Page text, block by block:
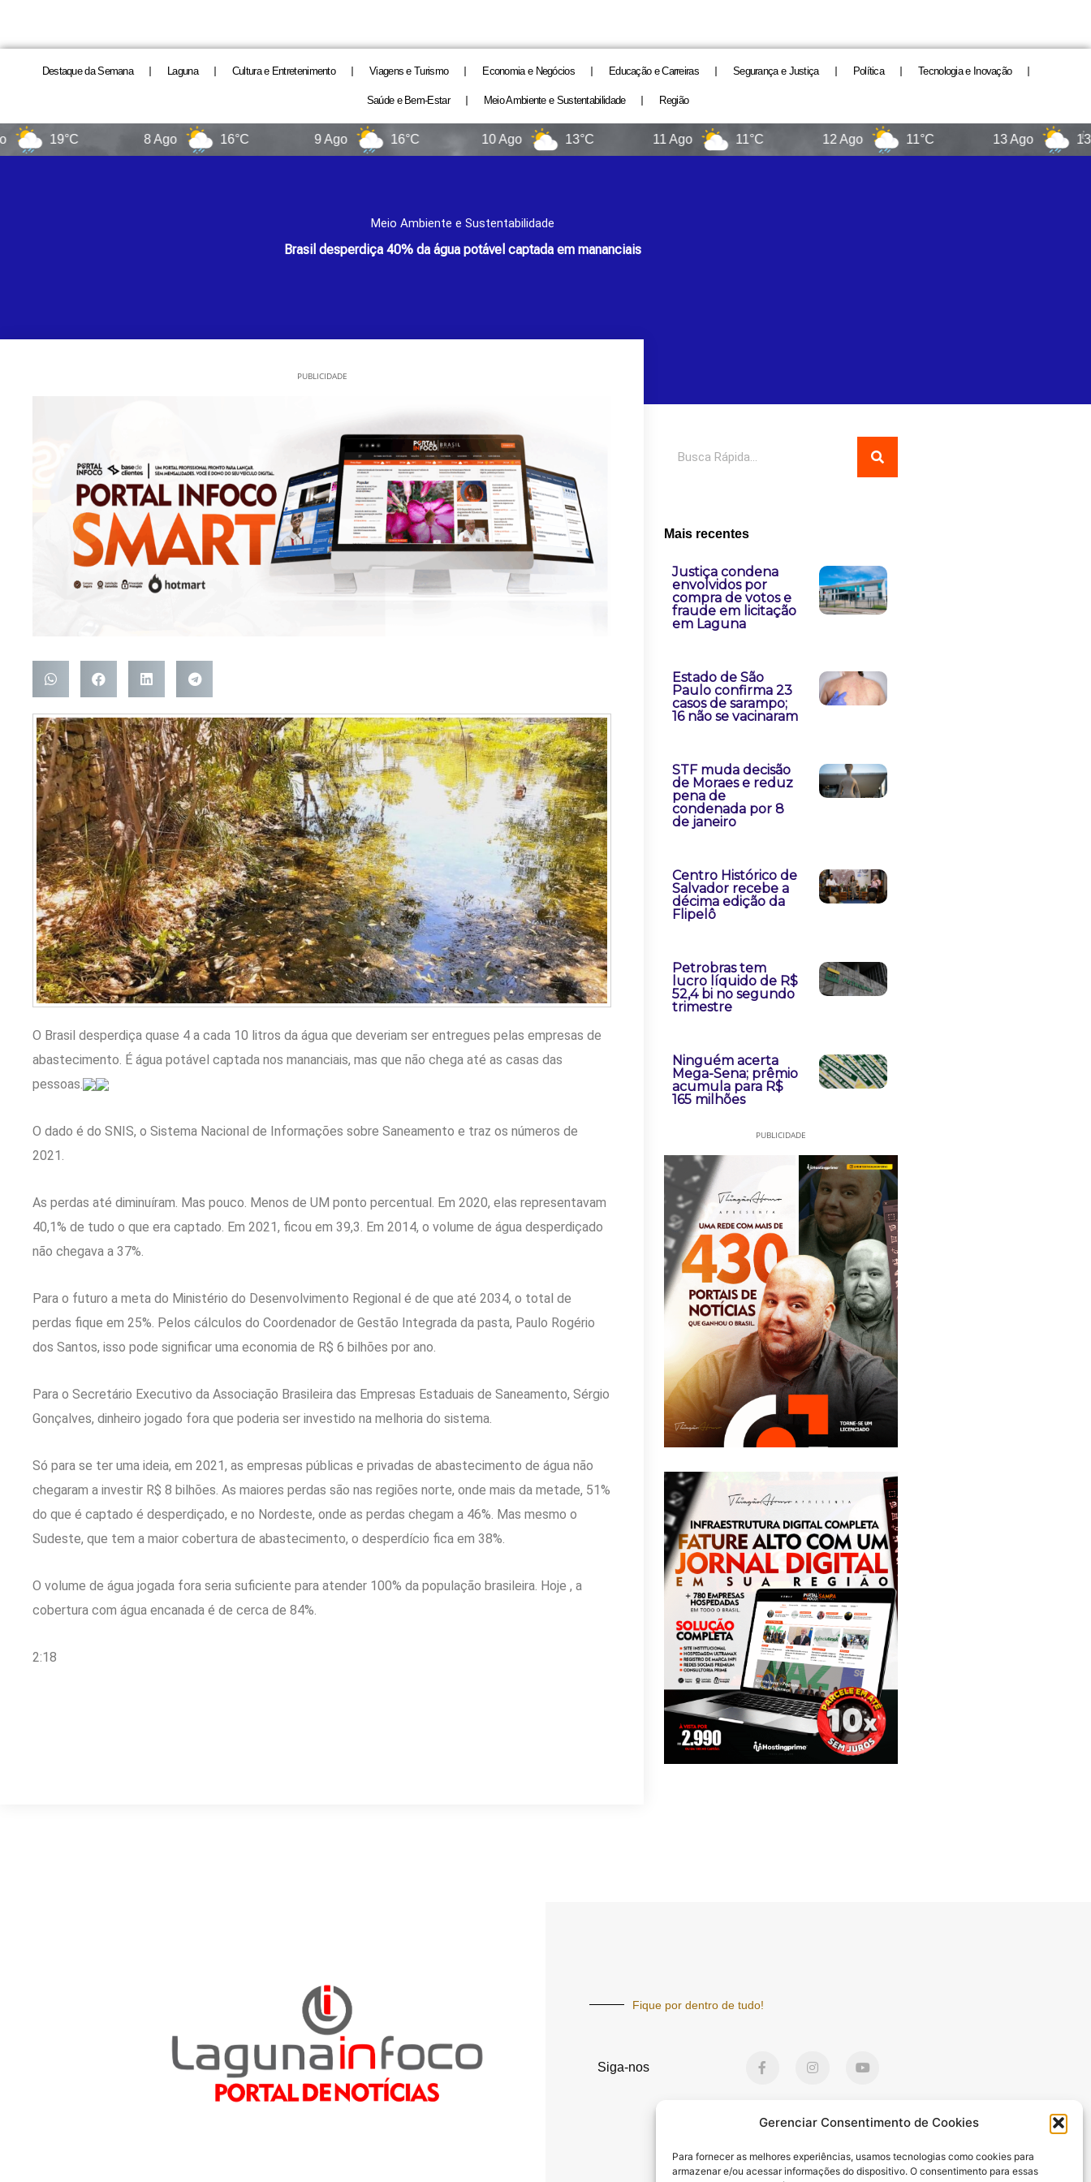
Gerenciar Consentimento de Cookies
Para fornecer as melhores experiências, usamos tecnologias como cookies para
armazenar e/ou acessar informações do dispositivo. O consentimento para essas
Destaque da Semana Laguna Cultura e Entretenimento Viagens e Turismo Economia e Negócios Educação e Carreiras Segurança e Justiça Política Tecnologia e Inovação
Saúde e Bem-Estar Meio Ambiente e Sustentabilidade Região
19°C 16°C 16°C 13°C 11°C 11°C 13°C
Meio Ambiente e Sustentabilidade
Brasil desperdiça 40% da água potável captada em mananciais
PUBLICIDADE
O Brasil desperdiça quase 4 a cada 10 litros da água que deveriam ser entregues pelas empresas de
abastecimento. É água potável captada nos mananciais, mas que não chega até as casas das
pessoas.
O dado é do SNIS, o Sistema Nacional de Informações sobre Saneamento e traz os números de
2021.
As perdas até diminuíram. Mas pouco. Menos de UM ponto percentual. Em 2020, elas representavam
40,1% de tudo o que era captado. Em 2021, ficou em 39,3. Em 2014, o volume de água desperdiçado
não chegava a 37%.
Para o futuro a meta do Ministério do Desenvolvimento Regional é de que até 2034, o total de
perdas fique em 25%. Pelos cálculos do Coordenador de Gestão Integrada da pasta, Paulo Rogério
dos Santos, isso pode significar uma economia de R$ 6 bilhões por ano.
Para o Secretário Executivo da Associação Brasileira das Empresas Estaduais de Saneamento, Sérgio
Gonçalves, dinheiro jogado fora que poderia ser investido na melhoria do sistema.
Só para se ter uma ideia, em 2021, as empresas públicas e privadas de abastecimento de água não
chegaram a investir R$ 8 bilhões. As maiores perdas são nas regiões norte, onde mais da metade, 51%
do que é captado é desperdiçado, e no Nordeste, onde as perdas chegam a 46%. Mas mesmo o
Sudeste, que tem a maior cobertura de abastecimento, o desperdício fica em 38%.
O volume de água jogada fora seria suficiente para atender 100% da população brasileira. Hoje , a
cobertura com água encanada é de cerca de 84%.
2:18
Mais recentes
Justiça condena
envolvidos por
compra de votos e
fraude em licitação
em Laguna
Estado de São
Paulo confirma 23
casos de sarampo;
16 não se vacinaram
STF muda decisão
de Moraes e reduz
pena de
condenada por 8
de janeiro
Centro Histórico de
Salvador recebe a
décima edição da
Flipelô
Petrobras tem
lucro líquido de R$
52,4 bi no segundo
trimestre
Ninguém acerta
Mega-Sena; prêmio
acumula para R$
165 milhões
PUBLICIDADE
Fique por dentro de tudo!
Siga-nos
a
o
-
f
n
g
m
o
b